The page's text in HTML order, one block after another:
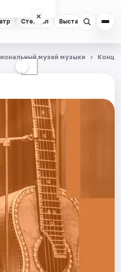
Стендап Выставки
×
☾
музей музыки